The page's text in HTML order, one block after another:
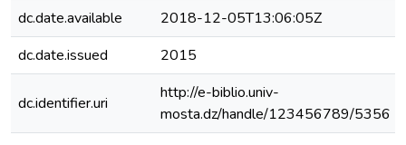
dc.date.available
2018-12-05T13:06:05Z
dc.date.issued
2015
dc.identifier.uri
http://e-biblio.univ-
mosta.dz/handle/123456789/5356